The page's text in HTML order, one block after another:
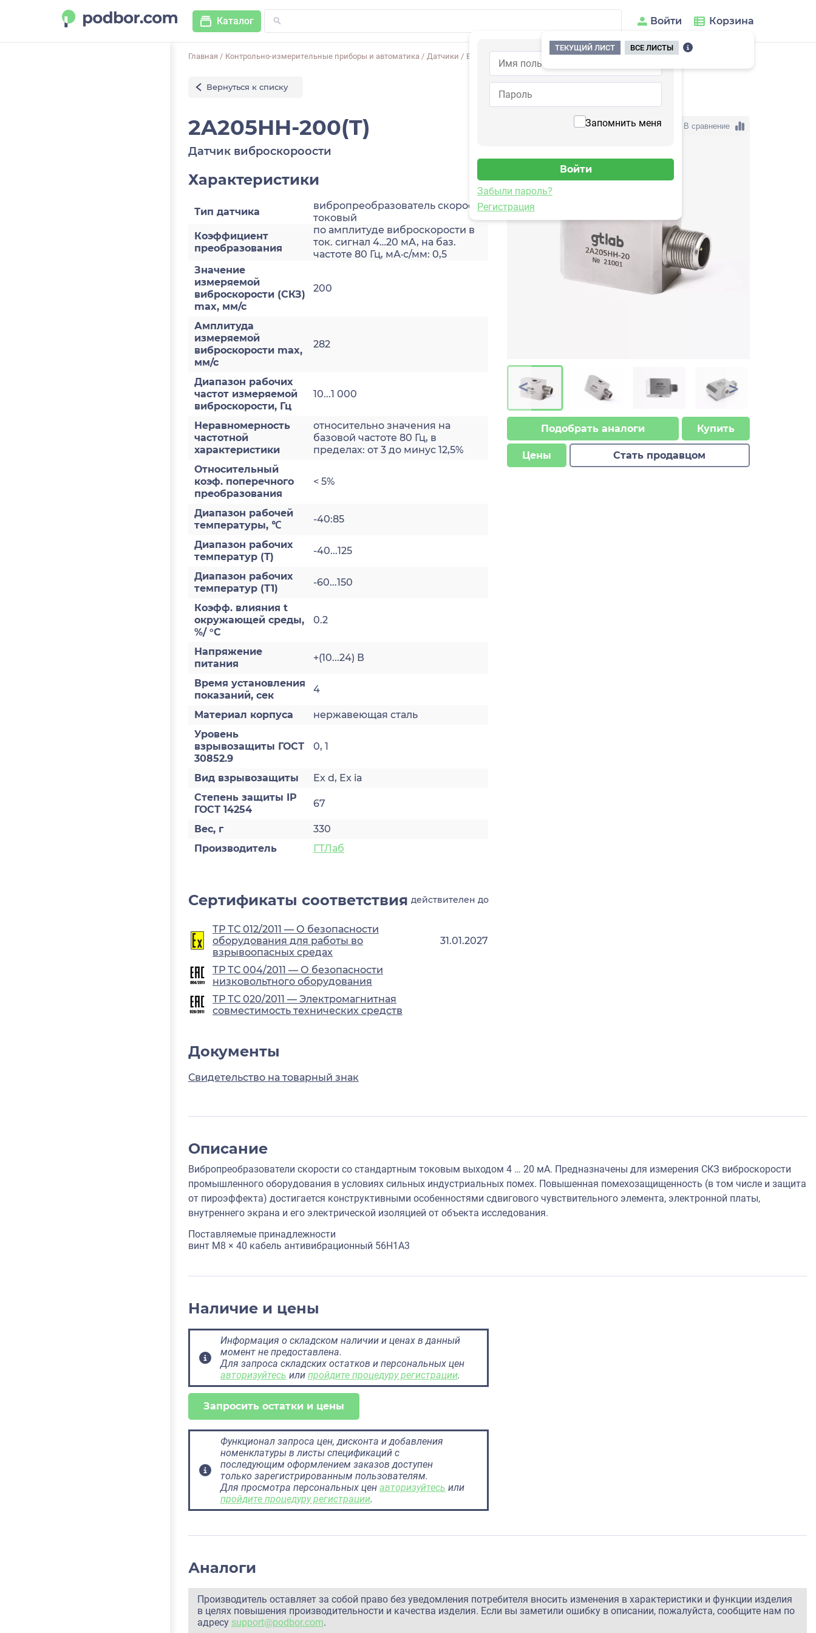
Каталог Войти
Запомнить меня
Забыли пароль?
Регистрация
Корзина
ТЕКУЩИЙ ЛИСТ
ВСЕ ЛИСТЫ
Главная / Контрольно-измерительные приборы и автоматика / Датчики / Виброскорости 2A205HH-200(T)
Вернуться к списку
2A205HH-200(T)
Датчик виброскороости
Характеристики
Тип датчика
вибропреобразователь скорости,
токовый
Коэффициент
преобразования
по амплитуде виброскорости в
ток. сигнал 4…20 мА, на баз.
частоте 80 Гц, мА·с/мм: 0,5
Значение
измеряемой
виброскорости (СКЗ)
max, мм/с
200
Амплитуда
измеряемой
виброскорости max,
мм/с
282
Диапазон рабочих
частот измеряемой
виброскорости, Гц
10...1 000
Неравномерность
частотной
характеристики
относительно значения на
базовой частоте 80 Гц, в
пределах: от 3 до минус 12,5%
Относительный
коэф. поперечного
преобразования
< 5%
Диапазон рабочей
температуры, ℃
-40:85
Диапазон рабочих
температур (Т)
-40...125
Диапазон рабочих
температур (Т1)
-60...150
Коэфф. влияния t
окружающей среды,
%/ °С
0.2
Напряжение
питания
+(10...24) В
Время установления
показаний, сек
4
Материал корпуса
нержавеющая сталь
Уровень
взрывозащиты ГОСТ
30852.9
0, 1
Вид взрывозащиты
Ex d, Ex ia
Степень защиты IP
ГОСТ 14254
67
Вес, г
330
Производитель
ГТЛаб
В сравнение
> >
Подобрать аналоги Купить
Цены Стать продавцом
Сертификаты соответствия действителен до
ТР ТС 012/2011 — О безопасности
оборудования для работы во
взрывоопасных средах
31.01.2027
ТР ТС 004/2011 — О безопасности
низковольтного оборудования
ТР ТС 020/2011 — Электромагнитная
совместимость технических средств
Документы
Свидетельство на товарный знак
Описание
Вибропреобразователи скорости со стандартным токовым выходом 4 … 20 мА. Предназначены для измерения СКЗ виброскорости
промышленного оборудования в условиях сильных индустриальных помех. Повышенная помехозащищенность (в том числе и защита
от пироэффекта) достигается конструктивными особенностями сдвигового чувствительного элемента, электронной платы,
внутреннего экрана и его электрической изоляцией от объекта исследования.
Поставляемые принадлежности
винт M8 × 40 кабель антивибрационный 56H1A3
Наличие и цены
Информация о складском наличии и ценах в данный
момент не предоставлена.
Для запроса складских остатков и персональных цен
авторизуйтесь или пройдите процедуру регистрации.
Запросить остатки и цены
Функционал запроса цен, дисконта и добавления
номенклатуры в листы спецификаций с
последующим оформлением заказов доступен
только зарегистрированным пользователям.
Для просмотра персональных цен авторизуйтесь или
пройдите процедуру регистрации.
Аналоги
Производитель оставляет за собой право без уведомления потребителя вносить изменения в характеристики и функции изделия
в целях повышения производительности и качества изделия. Если вы заметили ошибку в описании, пожалуйста, сообщите нам по
адресу support@podbor.com.